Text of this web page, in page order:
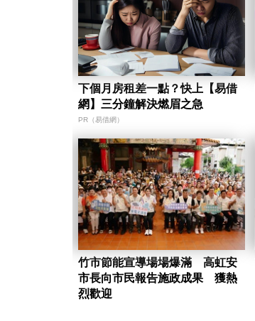
下個月房租差一點？快上【易借
網】三分鐘解決燃眉之急
PR（易借網）
竹市節能宣導場場爆滿 高虹安
市長向市民報告施政成果 獲熱
烈歡迎